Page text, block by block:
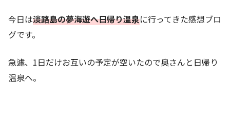
今日は淡路島の夢海遊へ日帰り温泉に行ってきた感想ブロ
グです。
急遽、1日だけお互いの予定が空いたので奥さんと日帰り
温泉へ。